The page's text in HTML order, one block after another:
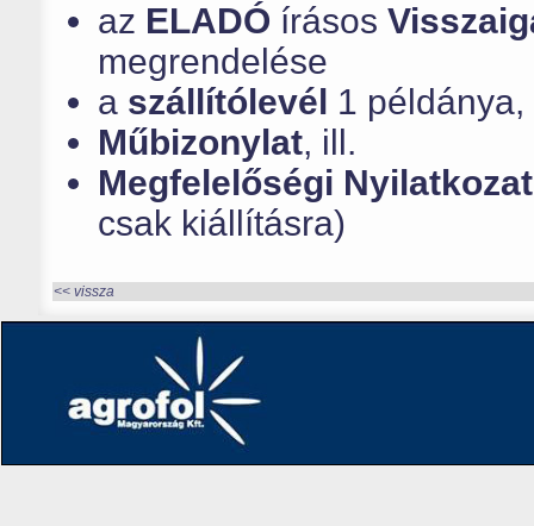
az ELADÓ írásos
megrendelése
a szállítólevél 1 példánya,
Műbizonylat, ill.
Megfelelőségi Nyilatkozat
csak kiállításra)
<< vissza